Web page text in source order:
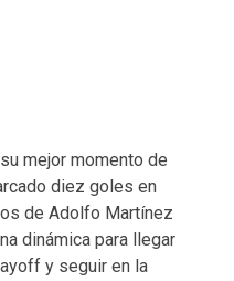
mejor momento de
diez goles en
de Adolfo Martínez
dinámica para llegar
y seguir en la